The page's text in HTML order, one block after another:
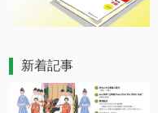
新着記事